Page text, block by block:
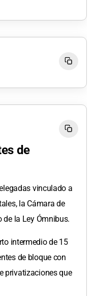
de
vinculado a
la Cámara de
la Ley Ómnibus.
intermedio de 15
de bloque con
privatizaciones que